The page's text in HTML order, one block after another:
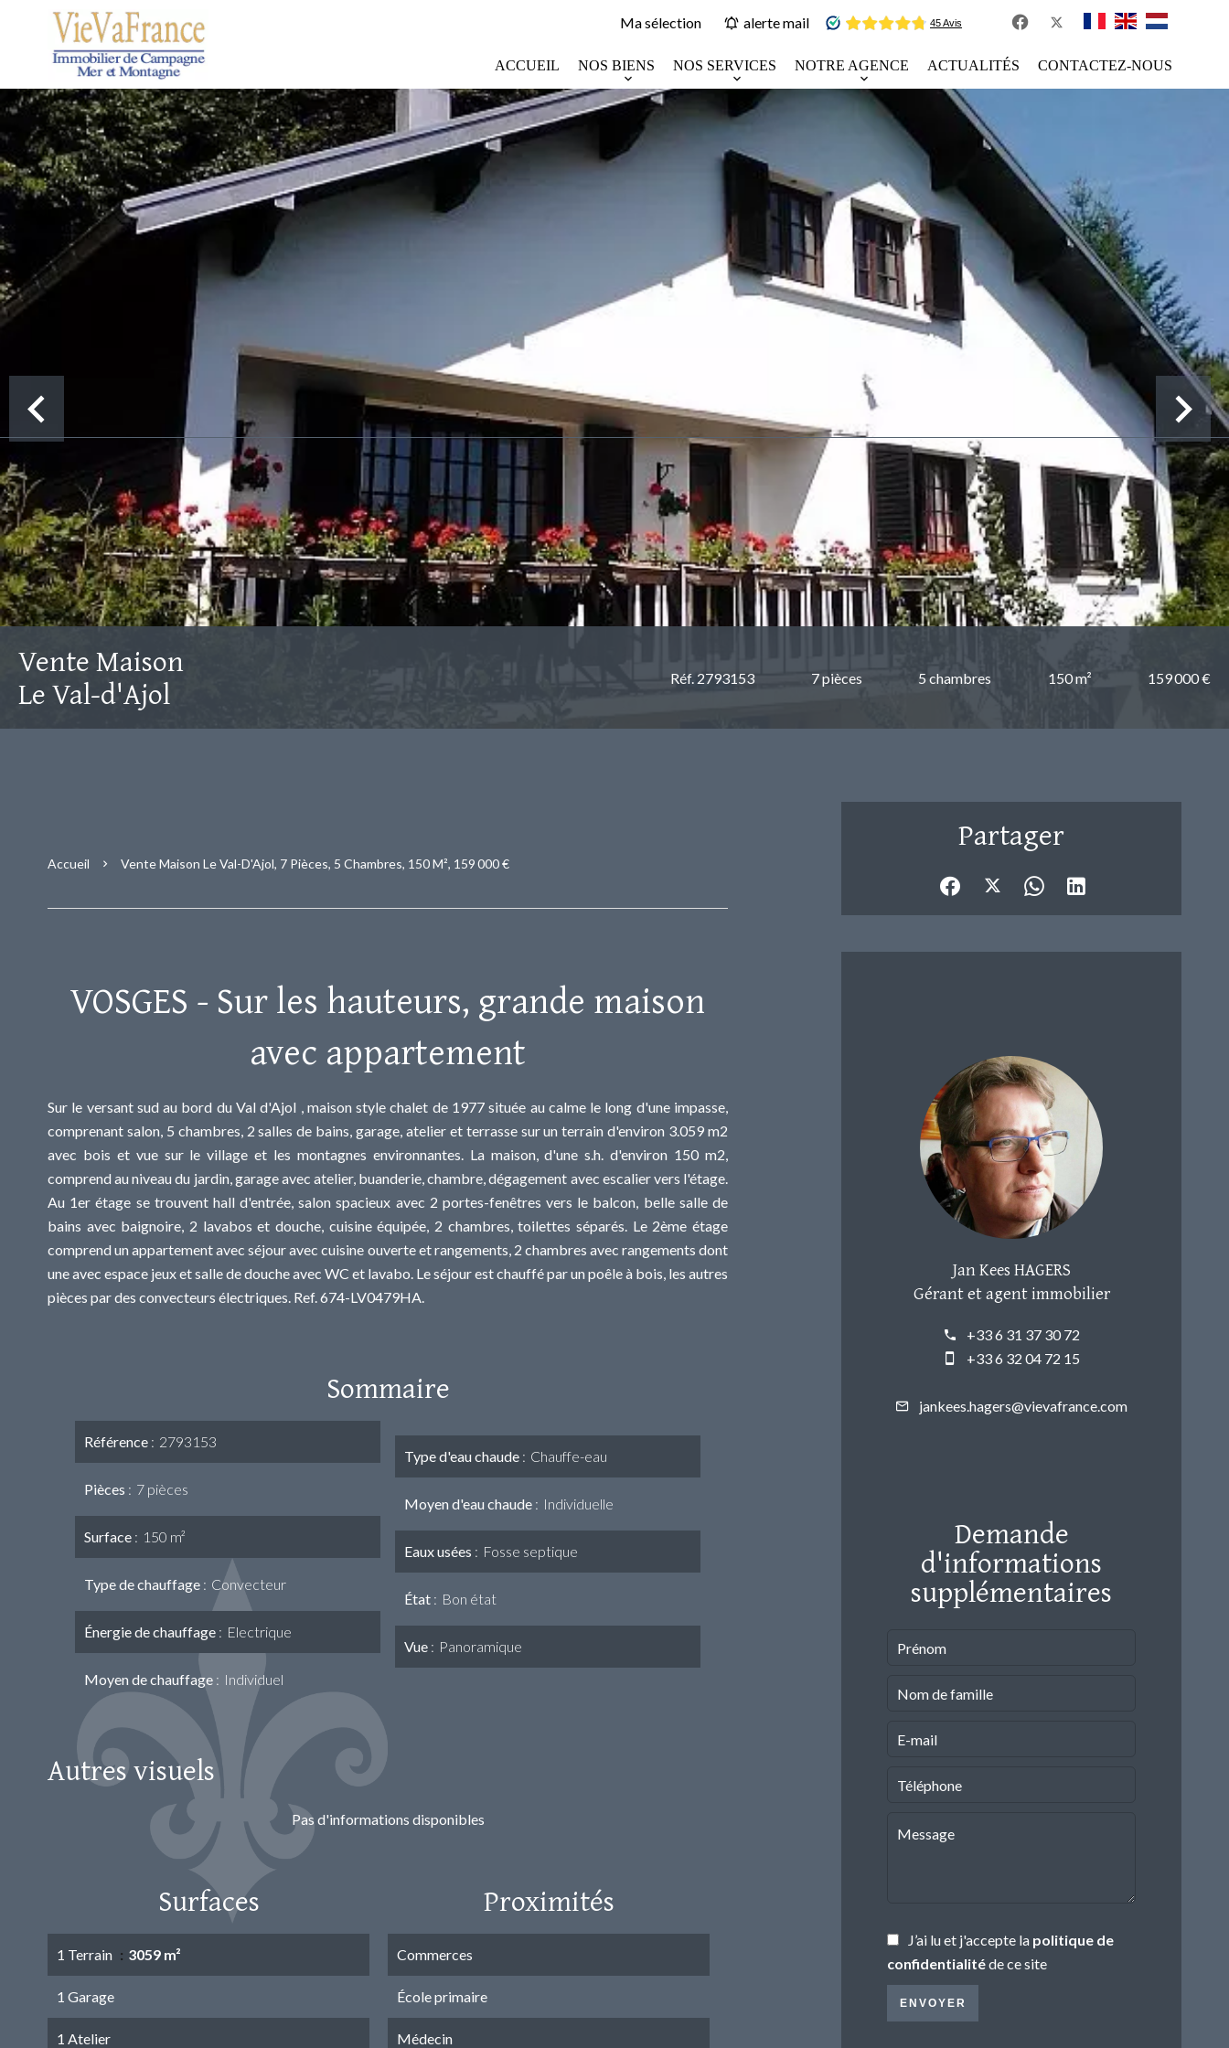
Ma sélection alerte mail
ACCUEIL NOS BIENS NOS SERVICES NOTRE AGENCE ACTUALITÉS CONTACTEZ-NOUS
Vente Maison
Le Val-d'Ajol Réf. 2793153 7 pièces 5 chambres 150 m² 159 000 €
Accueil Vente Maison Le Val-D'Ajol, 7 Pièces, 5 Chambres, 150 M², 159 000 €
VOSGES - Sur les hauteurs, grande maison
avec appartement
Sur le versant sud au bord du Val d'Ajol , maison style chalet de 1977 située au calme le long d'une impasse,
comprenant salon, 5 chambres, 2 salles de bains, garage, atelier et terrasse sur un terrain d'environ 3.059 m2
avec bois et vue sur le village et les montagnes environnantes. La maison, d'une s.h. d'environ 150 m2,
comprend au niveau du jardin, garage avec atelier, buanderie, chambre, dégagement avec escalier vers l'étage.
Au 1er étage se trouvent hall d'entrée, salon spacieux avec 2 portes-fenêtres vers le balcon, belle salle de
bains avec baignoire, 2 lavabos et douche, cuisine équipée, 2 chambres, toilettes séparés. Le 2ème étage
comprend un appartement avec séjour avec cuisine ouverte et rangements, 2 chambres avec rangements dont
une avec espace jeux et salle de douche avec WC et lavabo. Le séjour est chauffé par un poêle à bois, les autres
pièces par des convecteurs électriques. Ref. 674-LV0479HA.
Sommaire
Référence 2793153
Pièces 7 pièces
Surface 150 m²
Type de chauffage Convecteur
Énergie de chauffage Electrique
Moyen de chauffage Individuel
Type d'eau chaude Chauffe-eau
Moyen d'eau chaude Individuelle
Eaux usées Fosse septique
État Bon état
Vue Panoramique
Autres visuels
Pas d'informations disponibles
Surfaces
1 Terrain 3059 m²
1 Garage
1 Atelier
Proximités
Commerces
École primaire
Médecin
Partager
Jan Kees HAGERS
Gérant et agent immobilier
+33 6 31 37 30 72
+33 6 32 04 72 15
jankees.hagers@vievafrance.com
Demande
d'informations
supplémentaires
J’ai lu et j'accepte la politique de
confidentialitéde ce site
ENVOYER